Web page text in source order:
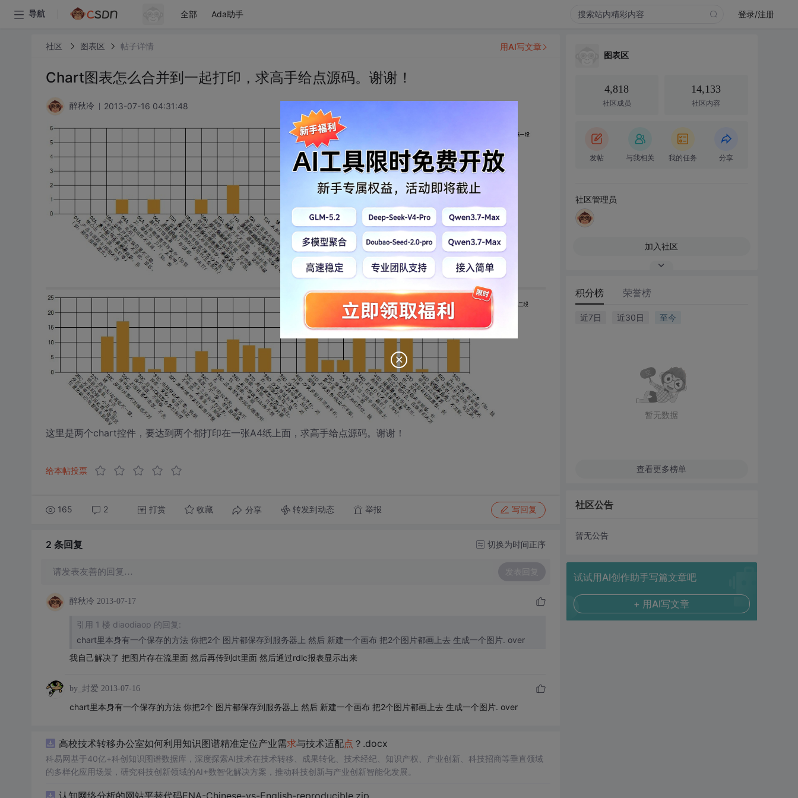
导航 全部 Ada助手 登录/注册
社区 图表区 帖子详情
Chart图表怎么合并到一起打印，求高手给点源码。谢谢！
醉秋冷 2013-07-16 04:31:48
这里是两个chart控件，要达到两个都打印在一张A4纸上面，求高手给点源码。谢谢！
给本帖投票
165 2 打赏 收藏 分享 转发到动态 举报 写回复
用AI写文章
2 条回复 切换为时间正序
请发表友善的回复… 发表回复
醉秋冷 2013-07-17
引用 1 楼 diaodiaop 的回复:
chart里本身有一个保存的方法 你把2个 图片都保存到服务器上 然后 新建一个画布 把2个图片都画上去 生成一个图片. over
我自己解决了 把图片存在流里面 然后再传到dt里面 然后通过rdlc报表显示出来
by_封爱 2013-07-16
chart里本身有一个保存的方法 你把2个 图片都保存到服务器上 然后 新建一个画布 把2个图片都画上去 生成一个图片. over
高校技术转移办公室如何利用知识图谱精准定位产业需求与技术适配点 ？.docx
科易网基于40亿+科创知识图谱数据库，深度探索AI技术在技术转移、成果转化、技术经纪、知识产权、产业创新、科技招商等垂直领域
的多样化应用场景，研究科技创新领域的AI+数智化解决方案，推动科技创新与产业创新智能化发展。
认知网络分析的网站平替代码ENA-Chinese-vs-English-reproducible.zip
图表区
4,818
社区成员
14,133
社区内容
发帖 与我相关 我的任务 分享
社区管理员
加入社区
积分榜 荣誉榜
近7日 近30日 至今
暂无数据
查看更多榜单
社区公告
暂无公告
试试用AI创作助手写篇文章吧
+ 用AI写文章